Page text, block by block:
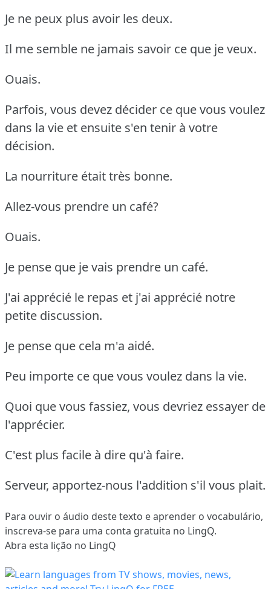
Je ne peux plus avoir les deux.
Il me semble ne jamais savoir ce que je veux.
Ouais.
Parfois, vous devez décider ce que vous voulez
dans la vie et ensuite s'en tenir à votre
décision.
La nourriture était très bonne.
Allez-vous prendre un café?
Ouais.
Je pense que je vais prendre un café.
J'ai apprécié le repas et j'ai apprécié notre
petite discussion.
Je pense que cela m'a aidé.
Peu importe ce que vous voulez dans la vie.
Quoi que vous fassiez, vous devriez essayer de
l'apprécier.
C'est plus facile à dire qu'à faire.
Serveur, apportez-nous l'addition s'il vous plait.
Para ouvir o áudio deste texto e aprender o vocabulário,
inscreva-se para uma conta gratuita no LingQ.
Abra esta lição no LingQ